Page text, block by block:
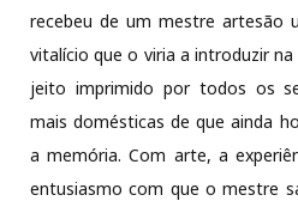
recebeu de um mestre artesão
vitalício que o viria a introduzir
jeito imprimido por todos os
mais domésticas de que ainda
a memória. Com arte, a
entusiasmo com que o mestre